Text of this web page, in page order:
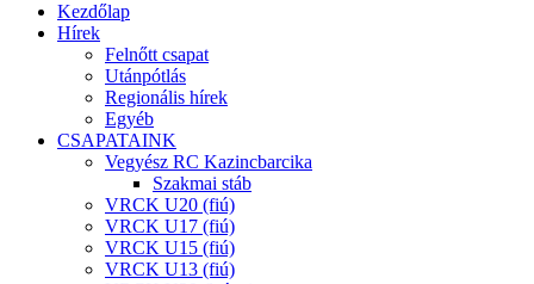
Kezdőlap
Hírek
Felnőtt csapat
Utánpótlás
Regionális hírek
Egyéb
CSAPATAINK
Vegyész RC Kazincbarcika
Szakmai stáb
VRCK U20 (fiú)
VRCK U17 (fiú)
VRCK U15 (fiú)
VRCK U13 (fiú)